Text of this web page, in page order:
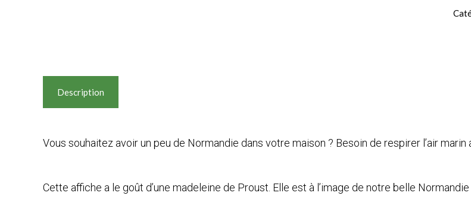
Description
Vous souhaitez avoir un peu de Normandie dans votre maison ? Besoin de respirer l’air marin
Cette affiche a le goût d’une madeleine de Proust. Elle est à l’image de notre belle